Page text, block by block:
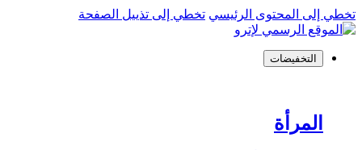
تخطي إلى المحتوى الرئيسي تخطي إلى تذييل الصفحة
التخفيضات
المرأة